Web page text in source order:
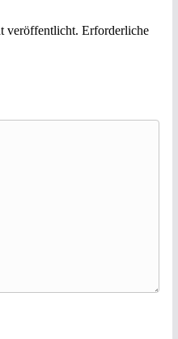
veröffentlicht. Erforderliche